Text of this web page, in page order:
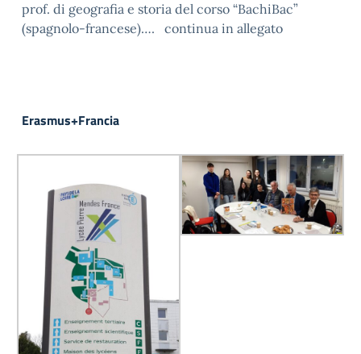
prof. di geografia e storia del corso “BachiBac”
(spagnolo-francese)…. continua in allegato
Erasmus+Francia